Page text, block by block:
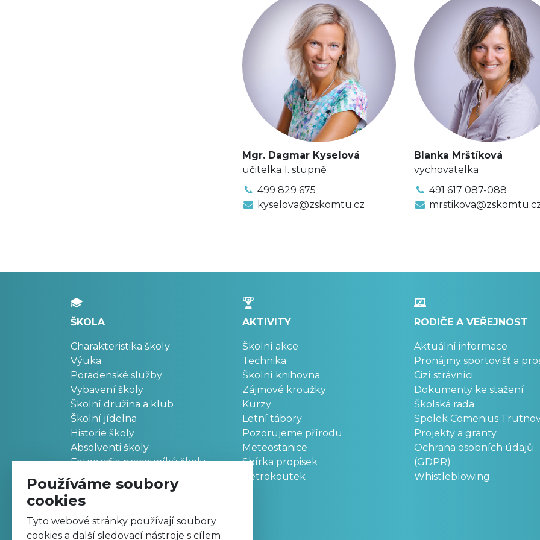
Mgr. Dagmar Kyselová
učitelka 1. stupně
499 829 675
kyselova@zskomtu.cz
Blanka Mrštíková
vychovatelka
491 617 087-088
ŠKOLA
Charakteristika školy
Výuka
Poradenské služby
Vybavení školy
Školní družina a klub
Školní jídelna
Historie školy
Absolventi školy
Fotografie pracovníků školy
AKTIVITY
Školní akce
Technika
Školní knihovna
Zájmové kroužky
Kurzy
Letní tábory
Pozorujeme přírodu
Meteostanice
Sbírka propisek
Retrokoutek
RODIČE A VEŘEJNOST
Aktuální informace
Pronájmy sportovišť a
Cizí strávníci
Dokumenty ke stažení
Školská rada
Spolek Comenius
Projekty a granty
Ochrana osobních údajů
(GDPR)
Whistleblowing
Používáme soubory
cookies
Tyto webové stránky používají soubory
cookies a další sledovací nástroje s cílem